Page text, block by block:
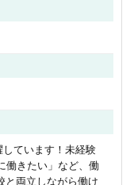
ています！未経験
働きたい」など、働
と両立しながら働け